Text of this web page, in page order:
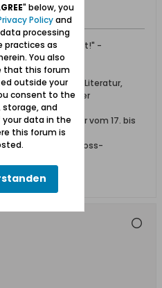
sich seiner erinnert!" -
Adressbücher, Literatur,
im Danziger Werder
und Klein Zünder vom 17. bis
01_Offen/31_Gross-
" below, you
Policyand
processing
practices as
You also
that this forum
outside your
consent to the
and
your data in the
this forum is